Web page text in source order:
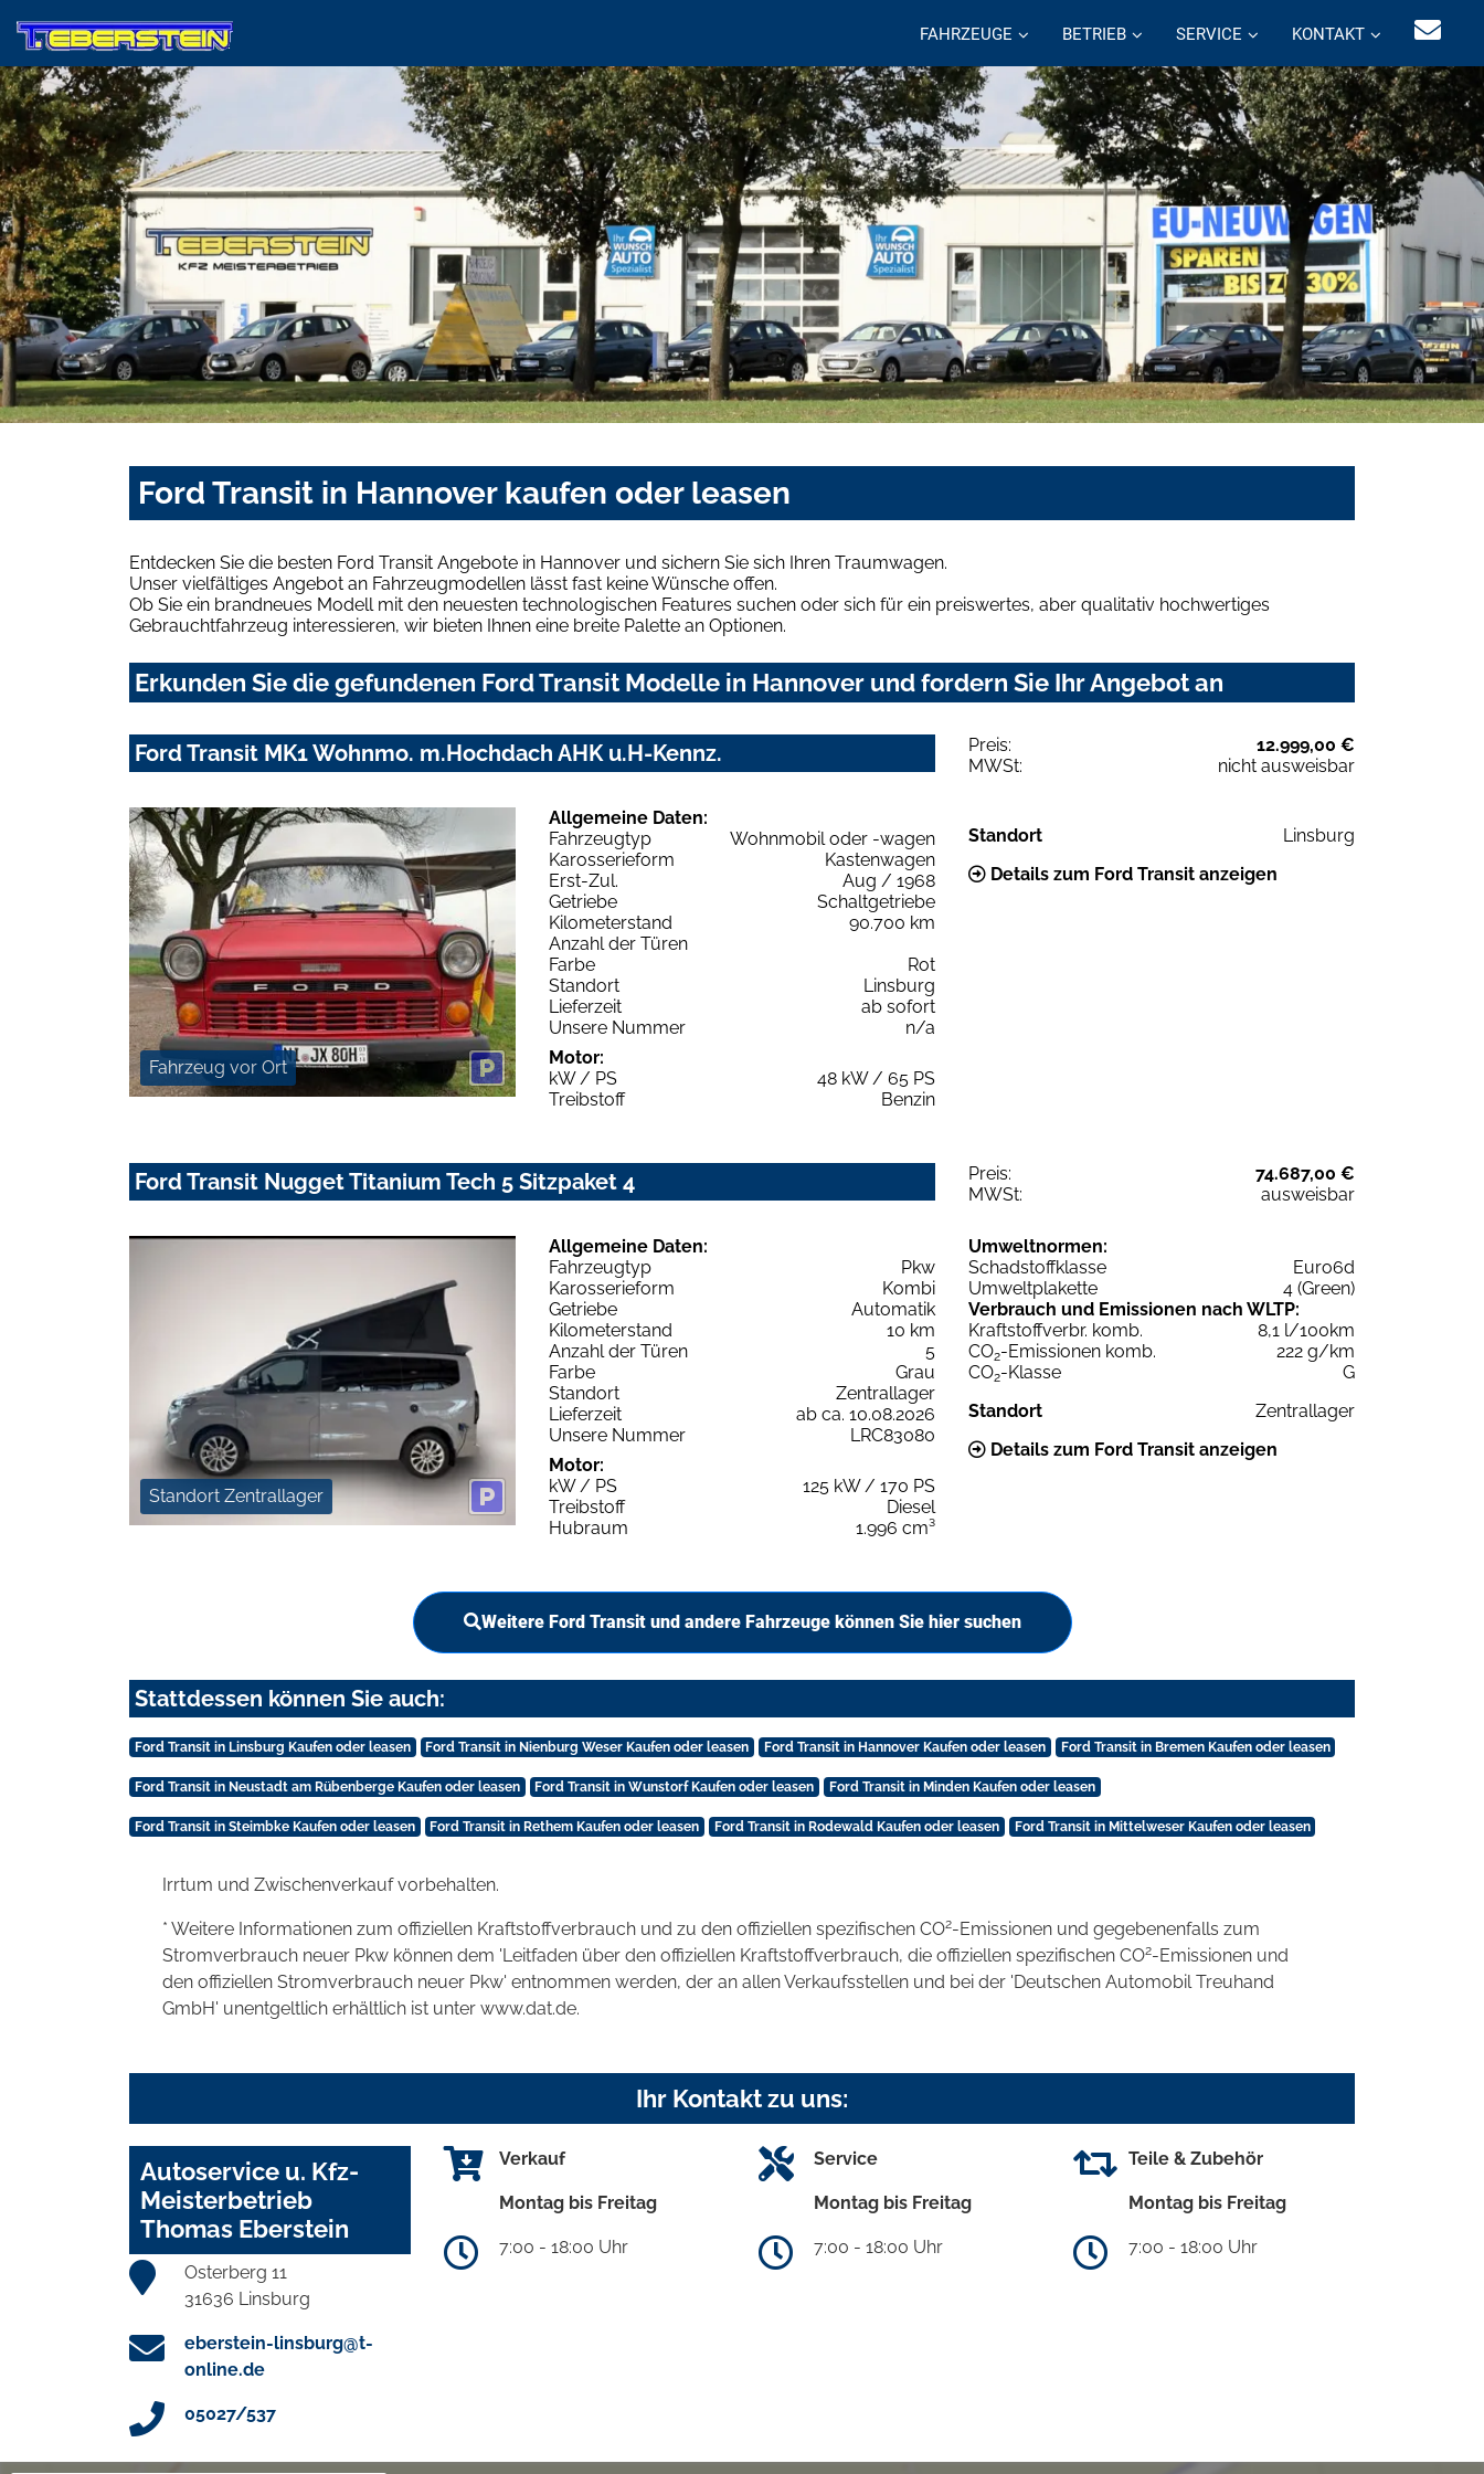
FAHRZEUGE BETRIEB SERVICE KONTAKT
Ford Transit in Hannover kaufen oder leasen
Entdecken Sie die besten Ford Transit Angebote in Hannover und sichern Sie sich Ihren Traumwagen.
Unser vielfältiges Angebot an Fahrzeugmodellen lässt fast keine Wünsche offen.
Ob Sie ein brandneues Modell mit den neuesten technologischen Features suchen oder sich für ein preiswertes, aber qualitativ hochwertiges
Gebrauchtfahrzeug interessieren, wir bieten Ihnen eine breite Palette an Optionen.
Erkunden Sie die gefundenen Ford Transit Modelle in Hannover und fordern Sie Ihr Angebot an
Ford Transit MK1 Wohnmo. m.Hochdach AHK u.H-Kennz. Preis:
12.999,00 €
MWSt:
nicht ausweisbar
Fahrzeug vor Ort
Allgemeine Daten:
Fahrzeugtyp
Wohnmobil oder -wagen
Karosserieform
Kastenwagen
Erst-Zul.
Aug / 1968
Getriebe
Schaltgetriebe
Kilometerstand
90.700 km
Anzahl der Türen
Farbe
Rot
Standort
Linsburg
Lieferzeit
ab sofort
Unsere Nummer
n/a
Motor:
kW / PS
48 kW / 65 PS
Treibstoff
Benzin
Standort
Linsburg
Details zum Ford Transit anzeigen
Ford Transit Nugget Titanium Tech 5 Sitzpaket 4 Preis:
74.687,00 €
MWSt:
ausweisbar
Standort Zentrallager
Allgemeine Daten:
Fahrzeugtyp
Pkw
Karosserieform
Kombi
Getriebe
Automatik
Kilometerstand
10 km
Anzahl der Türen
5
Farbe
Grau
Standort
Zentrallager
Lieferzeit
ab ca. 10.08.2026
Unsere Nummer
LRC83080
Motor:
kW / PS
125 kW / 170 PS
Treibstoff
Diesel
Hubraum
1.996 cm³
Umweltnormen:
Schadstoffklasse
Euro6d
Umweltplakette
4 (Green)
Verbrauch und Emissionen nach WLTP:
Kraftstoffverbr. komb.
8,1 l/100km
CO2-Emissionen komb.
222 g/km
CO2-Klasse
G
Standort
Zentrallager
Details zum Ford Transit anzeigen
Weitere Ford Transit und andere Fahrzeuge können Sie hier suchen
Stattdessen können Sie auch:
Ford Transit in Linsburg Kaufen oder leasen Ford Transit in Nienburg Weser Kaufen oder leasen Ford Transit in Hannover Kaufen oder leasen Ford Transit in Bremen Kaufen oder leasen
Ford Transit in Neustadt am Rübenberge Kaufen oder leasen Ford Transit in Wunstorf Kaufen oder leasen Ford Transit in Minden Kaufen oder leasen
Ford Transit in Steimbke Kaufen oder leasen Ford Transit in Rethem Kaufen oder leasen Ford Transit in Rodewald Kaufen oder leasen Ford Transit in Mittelweser Kaufen oder leasen
Irrtum und Zwischenverkauf vorbehalten.
* Weitere Informationen zum offiziellen Kraftstoffverbrauch und zu den offiziellen spezifischen CO2-Emissionen und gegebenenfalls zum
Stromverbrauch neuer Pkw können dem 'Leitfaden über den offiziellen Kraftstoffverbrauch, die offiziellen spezifischen CO2-Emissionen und
den offiziellen Stromverbrauch neuer Pkw' entnommen werden, der an allen Verkaufsstellen und bei der 'Deutschen Automobil Treuhand
GmbH' unentgeltlich erhältlich ist unter www.dat.de.
Ihr Kontakt zu uns:
Autoservice u. Kfz-
Meisterbetrieb
Thomas Eberstein
Osterberg 11
31636 Linsburg
eberstein-linsburg@t-
online.de
05027/537
Verkauf
Montag bis Freitag
7:00 - 18:00 Uhr
Service
Montag bis Freitag
7:00 - 18:00 Uhr
Teile & Zubehör
Montag bis Freitag
7:00 - 18:00 Uhr